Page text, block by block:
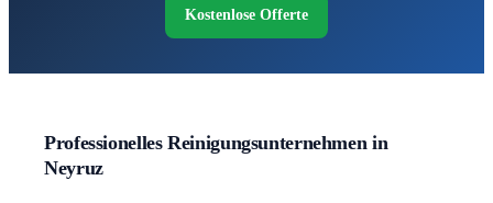
Kostenlose Offerte
Professionelles Reinigungsunternehmen in
Neyruz